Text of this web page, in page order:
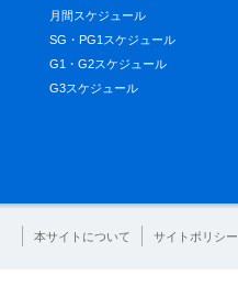
月間スケジュール
SG・PG1スケジュール
G1・G2スケジュール
G3スケジュール
本サイトについて サイトポリシー